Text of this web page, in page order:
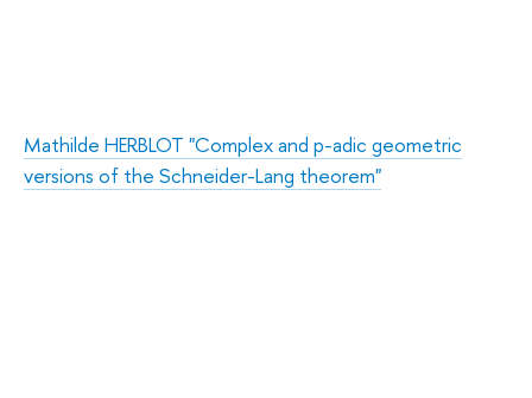
Mathilde HERBLOT "Сomplex and p-adic geometric
versions of the Schneider-Lang theorem"